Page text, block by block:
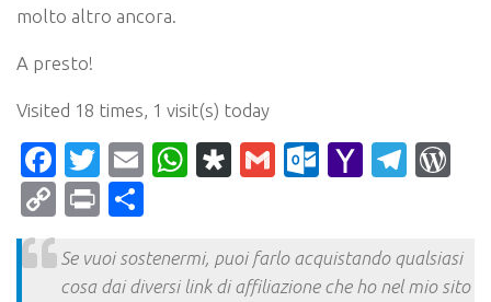
molto altro ancora.
A presto!
Visited 18 times, 1 visit(s) today
Facebook
Twitter
EmailWhatsApp
Diaspora
Gmail Yahoo
CopyPrint
Se vuoi sostenermi, puoi farlo acquistando qualsiasi
cosa dai diversi link di affiliazione che ho nel mio sito